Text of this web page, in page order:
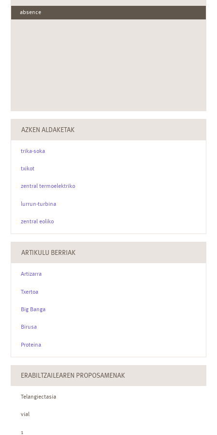
absence
AZKEN ALDAKETAK
trika-soka
txikot
zentral termoelektriko
lurrun-turbina
zentral eoliko
ARTIKULU BERRIAK
Artizarra
Txertoa
Big Banga
Birusa
Proteina
ERABILTZAILEAREN PROPOSAMENAK
Telangiectasia
vial
1